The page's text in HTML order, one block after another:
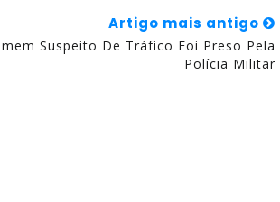
Artigo mais antigo
Suspeito De Tráfico Foi Preso Pela
Polícia Militar